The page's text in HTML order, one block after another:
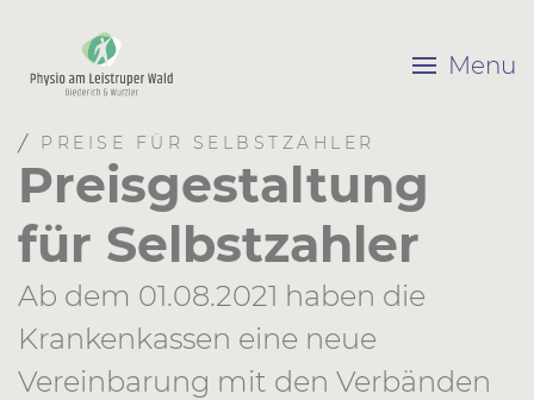
Menu
╱ PREISE FÜR SELBSTZAHLER
Preisgestaltung
für Selbstzahler
Ab dem 01.08.2021 haben die
Krankenkassen eine neue
Vereinbarung mit den Verbänden